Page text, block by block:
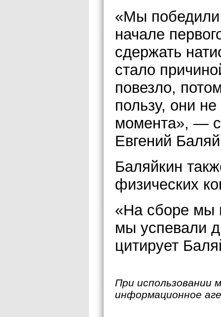
«Мы победили
начале
сдержать
стало
повезло,
пользу, они
момента», —
Евгений
Баляйкин
физических
«На сборе мы
мы успевали
цитирует
При использовании
информационное